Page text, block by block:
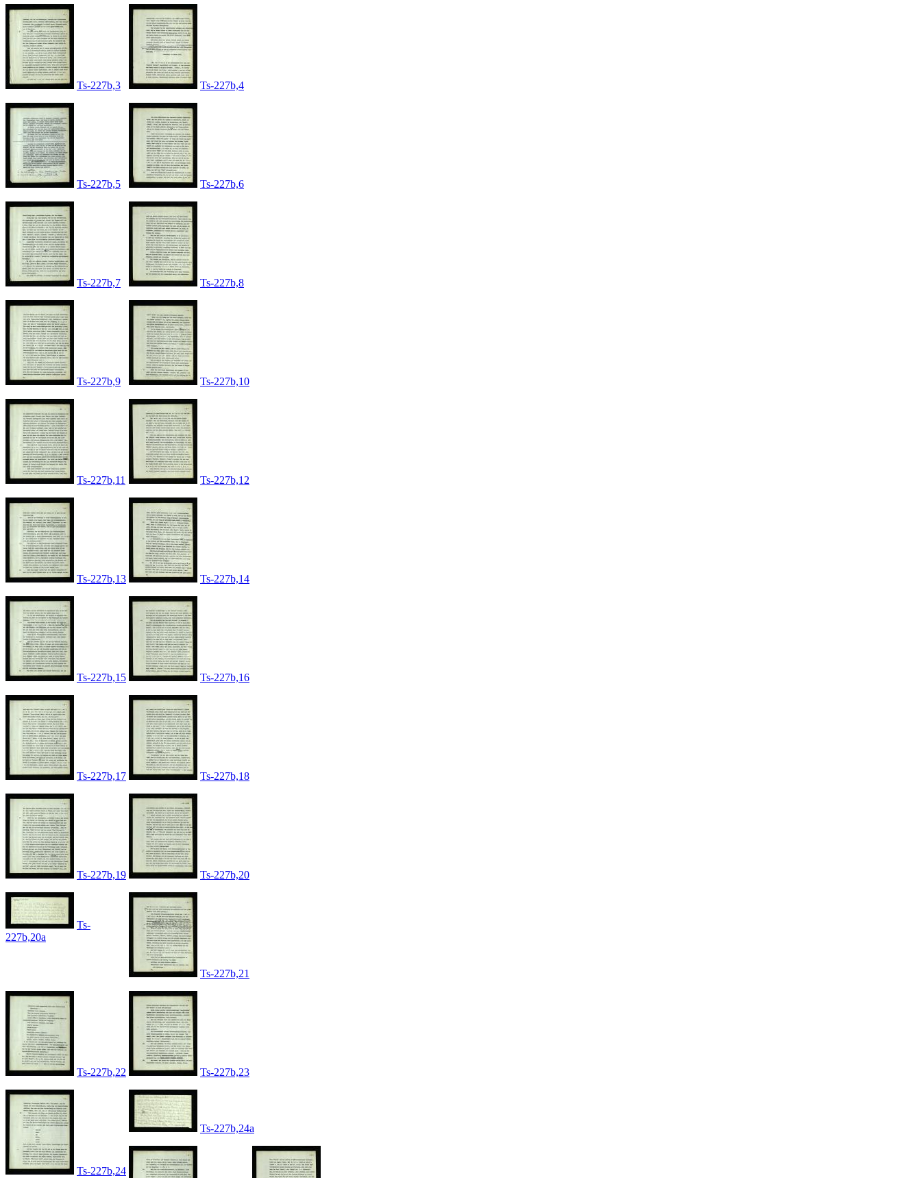
Ts-227b,3 Ts-227b,4
Ts-227b,5 Ts-227b,6
Ts-227b,7 Ts-227b,8
Ts-227b,9 Ts-227b,10
Ts-227b,11 Ts-227b,12
Ts-227b,13 Ts-227b,14
Ts-227b,15 Ts-227b,16
Ts-227b,17 Ts-227b,18
Ts-227b,19 Ts-227b,20
Ts-
227b,20a
Ts-227b,21
Ts-227b,22 Ts-227b,23
Ts-227b,24
Ts-227b,24a